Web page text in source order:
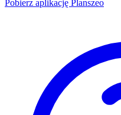
Pobierz aplikację Planszeo